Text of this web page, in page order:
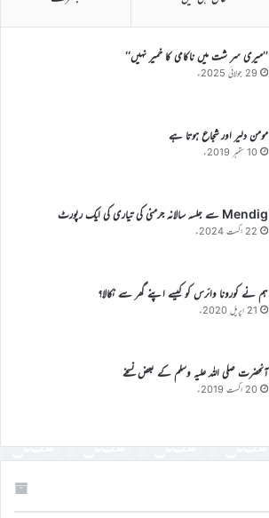
’’میری سر شت میں ناکامی کا خمیر نہیں‘‘
29 جولائی 2025ء
مومن دلیر اور شجاع ہوتا ہے
10 ستمبر 2019ء
Mendig سے جلسہ سالانہ جرمنی کی تیاری کی ایک رپورٹ
22 اگست 2024ء
ہم نے کورونا وائرس کو کیسے اپنے گھر سے نکالا؟
21 اپریل 2020ء
آنحضرت صلی اللہ علیہ وسلم کے بعض نسخے
20 اگست 2019ء